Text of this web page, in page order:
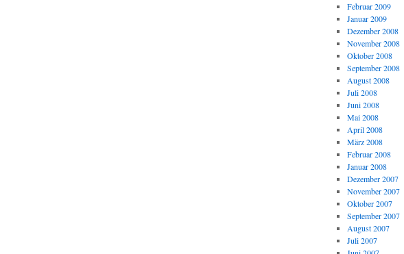
Februar 2009
Januar 2009
Dezember 2008
November 2008
Oktober 2008
September 2008
August 2008
Juli 2008
Juni 2008
Mai 2008
April 2008
März 2008
Februar 2008
Januar 2008
Dezember 2007
November 2007
Oktober 2007
September 2007
August 2007
Juli 2007